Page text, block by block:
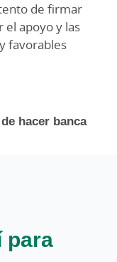
de firmar
el apoyo y las
favorables
hacer banca
para